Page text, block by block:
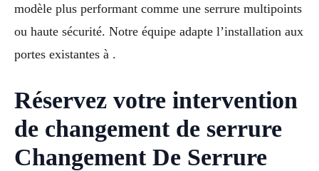
modèle plus performant comme une serrure multipoints
ou haute sécurité. Notre équipe adapte l’installation aux
portes existantes à .
Réservez votre intervention
de changement de serrure
Changement De Serrure